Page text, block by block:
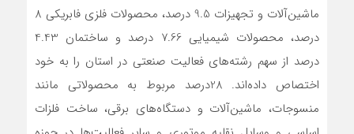
ماشین‌آلات و تجهیزات 9.5 درصد، محصولات فلزی فابریکی 8
درصد، محصولات شیمیایی 7.66 درصد و ساختمان 4.43
درصد از سهم رشته‌های فعالیت صنعتی در استان را به خود
اختصاص داده‌اند. 28درصد مربوط به محصولاتی مانند
منسوجات، ماشین‌آلات و دستگاه‌های برقی، ساخت فلزات